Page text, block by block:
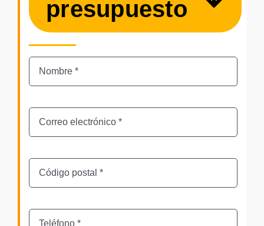
presupuesto